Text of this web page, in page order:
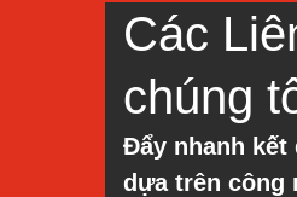
Các
chúng
Đẩy nhanh kết
dựa trên công